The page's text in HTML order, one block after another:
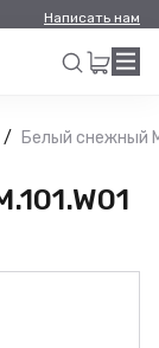
Написать нам
Искать
Белый снежный